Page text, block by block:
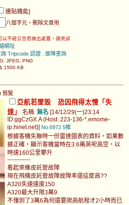
連貼機能]
八個字元，刪除文章用
以不經公告而做出處置，請見諒
網址
詢 Tripcode 認證 故障查詢
JPEG, PNG
1500 KB
預覽
亞航若墜毀 恐因飛得太慢「失
速」
名稱: 無名 [14/12/29(一)23:14
ID:ggCzGX.A (Host: 223-136-*.emome-
ip.hinet.net)] No.6972 5推
根據客機失聯時一份雷達圖表的資料，如果數
據正確，顯示客機當時在3.6萬英呎高空，以
時速160公里攀升
------------
看起來橡皮託管故障
現在飛機皮託管故障故障率還這麼高??
A320失速速度150
A320最大升限3萬9
不懂到了3萬6為何還要爬高航程才2小時而已